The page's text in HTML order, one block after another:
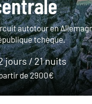
autotour en
tchèque.
jours / 21 nuits
de 2900€